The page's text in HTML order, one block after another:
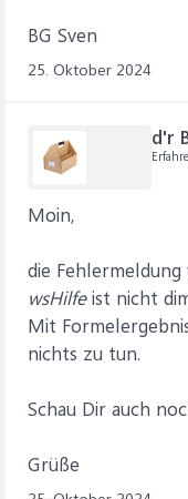
BG Sven
25. Oktober 2024
d'r
Moin,
die
wsHilfeist nicht
Mit
nichts zu tun.
Schau Dir auch
Grüße